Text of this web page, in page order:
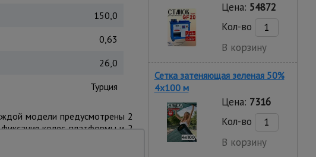
150,0
0,63
26,0
Турция
модели предусмотрены 2
колес платформы и 2
предохраняет платформу от
Цена: 54872
Кол-во
В корзину
Сетка затеняющая зеленая 50%
4х100 м
Цена: 7316
Кол-во
В корзину